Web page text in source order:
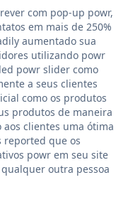
com pop-up powr,
em mais de 250%
aumentado sua
utilizando powr
powr slider como
a seus clientes
como os produtos
produtos de maneira
clientes uma ótima
reported que os
powr em seu site
outra pessoa